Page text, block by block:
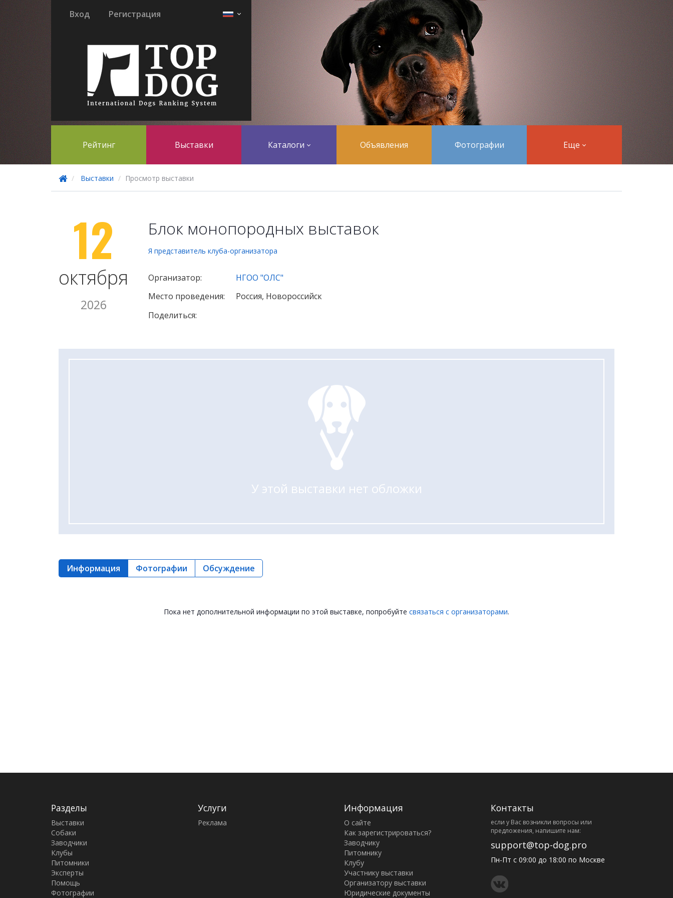
Вход Регистрация
Рейтинг Выставки Каталоги Объявления Фотографии Еще
Выставки Просмотр выставки
12
октября
2026
Блок монопородных выставок
Я представитель клуба-организатора
Организатор:
НГОО "ОЛС"
Место проведения:
Россия, Новороссийск
Поделиться:
У этой выставки нет обложки
Информация Фотографии Обсуждение
Пока нет дополнительной информации по этой выставке, попробуйте связаться с организаторами.
Разделы
Выставки
Собаки
Заводчики
Клубы
Питомники
Эксперты
Помощь
Фотографии
Услуги
Реклама
Информация
О сайте
Как зарегистрироваться?
Заводчику
Питомнику
Клубу
Участнику выставки
Организатору выставки
Юридические документы
Контакты
eсли у Вас возникли вопросы или
предложения, напишите нам:
support@top-dog.pro
Пн-Пт с 09:00 до 18:00 по Москве